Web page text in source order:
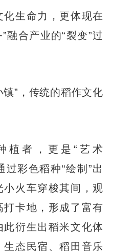
生命力，更体现在
融合产业的“裂变”过
”，传统的稻作文化
者，更是“艺术
过彩色稻种“绘制”出
火车穿梭其间，观
卡地，形成了富有
衍生出稻米文化体
态民宿、稻田音乐